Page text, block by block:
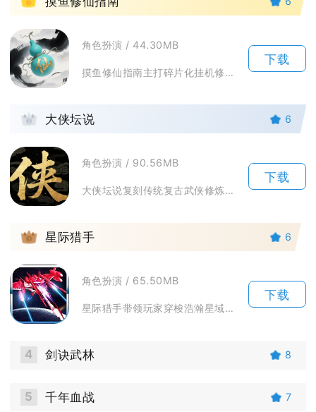
角色扮演 / 44.30MB
摸鱼修仙指南主打碎片化挂机修仙玩法，适配日常零碎时间游玩。游戏围绕境界突破搭建完整养成体系...
下载
2 大侠坛说 6
角色扮演 / 90.56MB
大侠坛说复刻传统复古武侠修炼逻辑，主打慢节奏自由江湖体验，不用绑定固定主线推进节奏，玩家可...
下载
3 星际猎手 6
角色扮演 / 65.50MB
星际猎手带领玩家穿梭浩瀚星域，化身星际赏金猎人探索宇宙遗迹，迎战各类外星生物与星域BOSS...
下载
4 剑诀武林 8
5 千年血战 7